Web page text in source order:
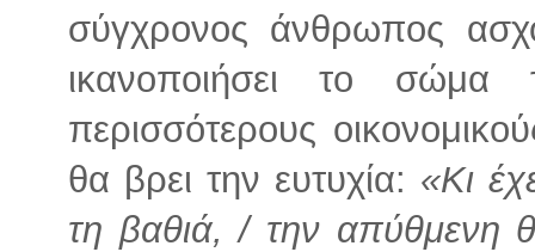
σύγχρονος άνθρωπος
ικανοποιήσει το
περισσότερους
θα βρει την ευτυχία: «Κι
τη βαθιά, / την απύθμενη